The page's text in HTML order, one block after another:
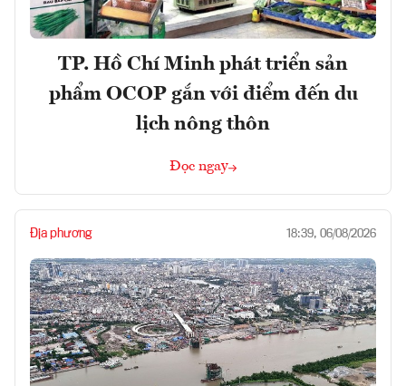
TP. Hồ Chí Minh phát triển sản
phẩm OCOP gắn với điểm đến du
lịch nông thôn
Đọc ngay
Địa phương 18:39, 06/08/2026